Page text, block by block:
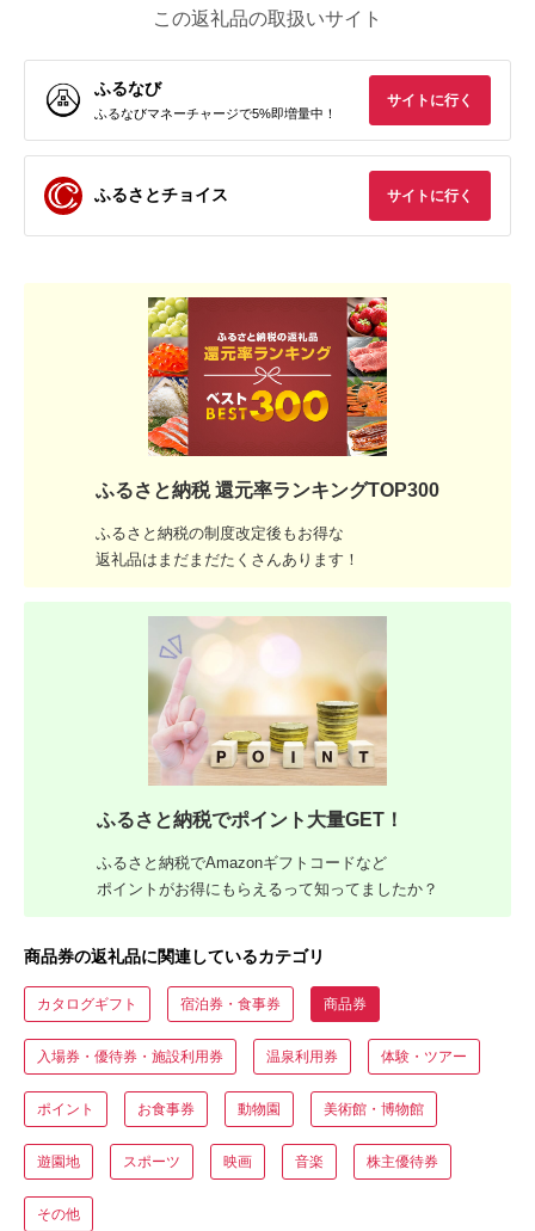
この返礼品の取扱いサイト
ふるなび
ふるなびマネーチャージで5%即増量中！
サイトに行く
ふるさとチョイス サイトに行く
ふるさと納税 還元率ランキングTOP300
ふるさと納税の制度改定後もお得な
返礼品はまだまだたくさんあります！
ふるさと納税でポイント大量GET！
ふるさと納税でAmazonギフトコードなど
ポイントがお得にもらえるって知ってましたか？
商品券の返礼品に関連しているカテゴリ
カタログギフト 宿泊券・食事券 商品券
入場券・優待券・施設利用券 温泉利用券 体験・ツアー
ポイント お食事券 動物園 美術館・博物館
遊園地 スポーツ 映画 音楽 株主優待券
その他